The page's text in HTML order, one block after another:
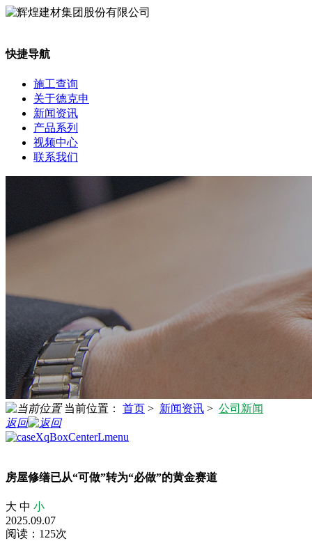
快捷导航
施工查询
关于德克申
新闻资讯
产品系列
视频中心
联系我们
当前位置： 首页 > 新闻资讯 > 公司新闻
返回
房屋修缮已从“可做”转为“必做”的黄金赛道
大 中 小
2025.09.07
阅读：125次